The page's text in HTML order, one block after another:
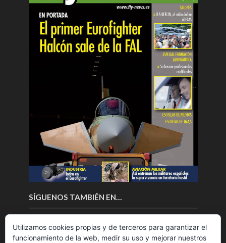
SÍGUENOS TAMBIÉN EN…
Utilizamos cookies propias y de terceros para garantizar el
funcionamiento de la web, medir su uso y mejorar nuestros